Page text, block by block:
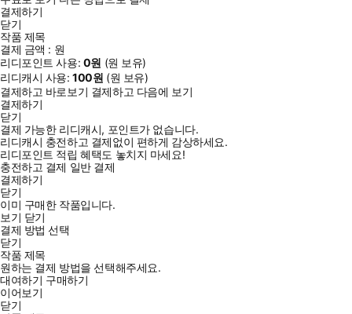
결제하기
닫기
작품 제목
결제 금액 : 원
리디포인트 사용: 0원 (원 보유)
리디캐시 사용:100원 (원 보유)
결제하고 바로보기 결제하고 다음에 보기
결제하기
닫기
결제 가능한 리디캐시, 포인트가 없습니다.
리디캐시 충전하고 결제없이 편하게 감상하세요.
리디포인트 적립 혜택도 놓치지 마세요!
충전하고 결제 일반 결제
결제하기
닫기
이미 구매한 작품입니다.
보기 닫기
결제 방법 선택
닫기
작품 제목
원하는 결제 방법을 선택해주세요.
대여하기 구매하기
이어보기
닫기